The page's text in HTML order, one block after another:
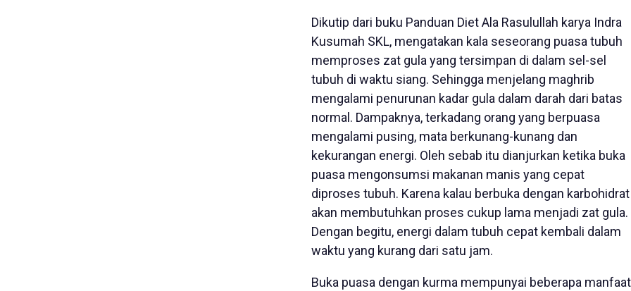
Dikutip dari buku Panduan Diet Ala Rasulullah karya Indra
Kusumah SKL, mengatakan kala seseorang puasa tubuh
memproses zat gula yang tersimpan di dalam sel-sel
tubuh di waktu siang. Sehingga menjelang maghrib
mengalami penurunan kadar gula dalam darah dari batas
normal. Dampaknya, terkadang orang yang berpuasa
mengalami pusing, mata berkunang-kunang dan
kekurangan energi. Oleh sebab itu dianjurkan ketika buka
puasa mengonsumsi makanan manis yang cepat
diproses tubuh. Karena kalau berbuka dengan karbohidrat
akan membutuhkan proses cukup lama menjadi zat gula.
Dengan begitu, energi dalam tubuh cepat kembali dalam
waktu yang kurang dari satu jam.
Buka puasa dengan kurma mempunyai beberapa manfaat